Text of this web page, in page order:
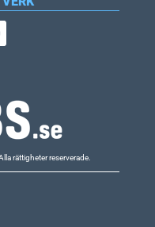
rättigheter reserverade.